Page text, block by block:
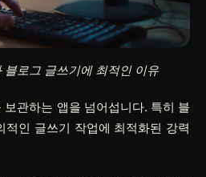
로그 글쓰기에 최적인 이유
보관하는 앱을 넘어섭니다. 특히 블
적인 글쓰기 작업에 최적화된 강력